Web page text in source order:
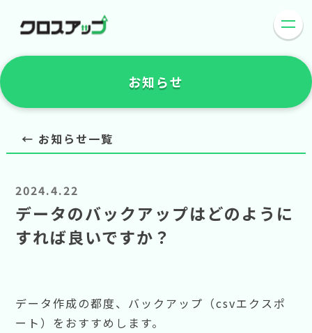
お知らせ
← お知らせ一覧
2024.4.22
データのバックアップはどのように
すれば良いですか？
データ作成の都度、バックアップ（csvエクスポ
ート）をおすすめします。